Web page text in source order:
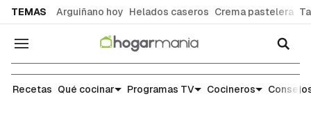
TEMAS Arguiñano hoy Helados caseros Crema pastelera
Navegación
Cocina
Recetas Qué cocinar Programas TV Cocineros